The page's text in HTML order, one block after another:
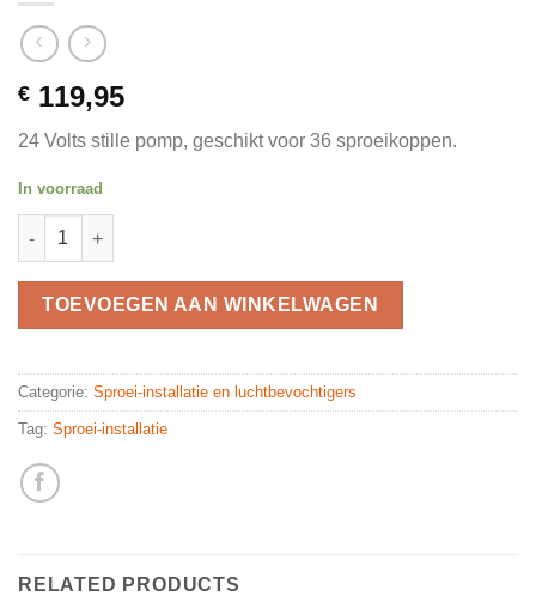
€ 119,95
24 Volts stille pomp, geschikt voor 36 sproeikoppen.
In voorraad
Stille pomp 24 volt voor max. 36 sproeikoppen quantity
TOEVOEGEN AAN WINKELWAGEN
Categorie: Sproei-installatie en luchtbevochtigers
Tag: Sproei-installatie
RELATED PRODUCTS